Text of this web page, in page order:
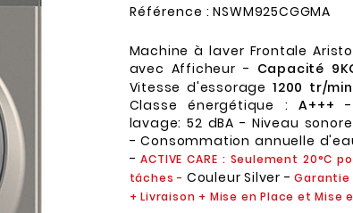
Référence : NSWM925CGGMA
Machine à laver Frontale
avec Afficheur - Capacité
Vitesse d'essorage 1200 tr/min
Classe énergétique :A+++ -
lavage: 52 dBA - Niveau
- Consommation annuelle
-ACTIVE CARE : Seulement 20°C
tâches - Couleur Silver -Garantie
+ Livraison + Mise en Place et Mise